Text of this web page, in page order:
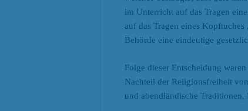
im Unterricht auf das Tragen
auf das Tragen eines
Behörde eine eindeutige
Folge dieser Entscheidung waren
Nachteil der Religionsfreiheit
und abendländische